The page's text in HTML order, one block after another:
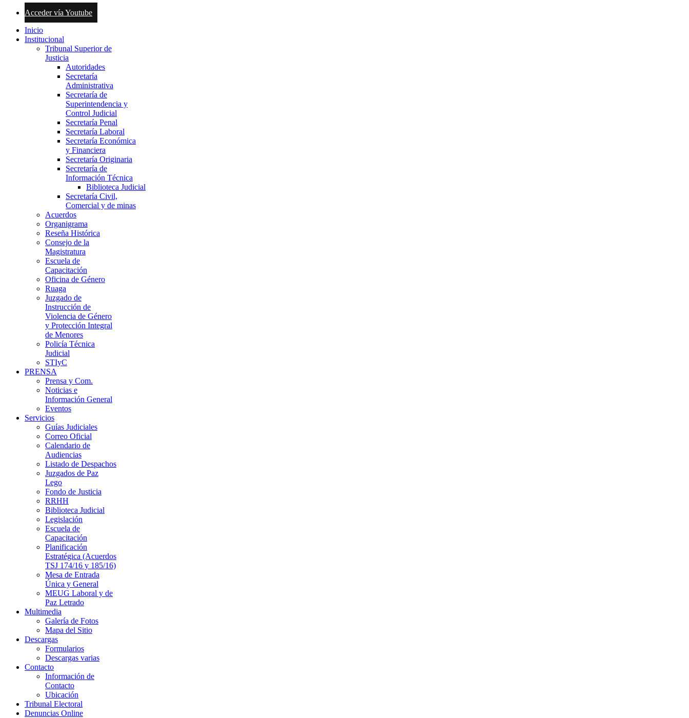
Acceder vía Youtube
Inicio
Institucional
Tribunal Superior de
Justicia
Autoridades
Secretaría
Administrativa
Secretaría de
Superintendencia y
Control Judicial
Secretaría Penal
Secretaría Laboral
Secretaría Económica
y Financiera
Secretaría Originaria
Secretaría de
Información Técnica
Biblioteca Judicial
Secretaría Civil,
Comercial y de minas
Acuerdos
Organigrama
Reseña Histórica
Consejo de la
Magistratura
Escuela de
Capacitación
Oficina de Género
Ruaga
Juzgado de
Instrucción de
Violencia de Género
y Protección Integral
de Menores
Policía Técnica
Judicial
STIyC
PRENSA
Prensa y Com.
Noticias e
Información General
Eventos
Servicios
Guías Judiciales
Correo Oficial
Calendario de
Audiencias
Listado de Despachos
Juzgados de Paz
Lego
Fondo de Justicia
RRHH
Biblioteca Judicial
Legislación
Escuela de
Capacitación
Planificación
Estratégica (Acuerdos
TSJ 174/16 y 185/16)
Mesa de Entrada
Única y General
MEUG Laboral y de
Paz Letrado
Multimedia
Galería de Fotos
Mapa del Sitio
Descargas
Formularios
Descargas varias
Contacto
Información de
Contacto
Ubicación
Tribunal Electoral
Denuncias Online